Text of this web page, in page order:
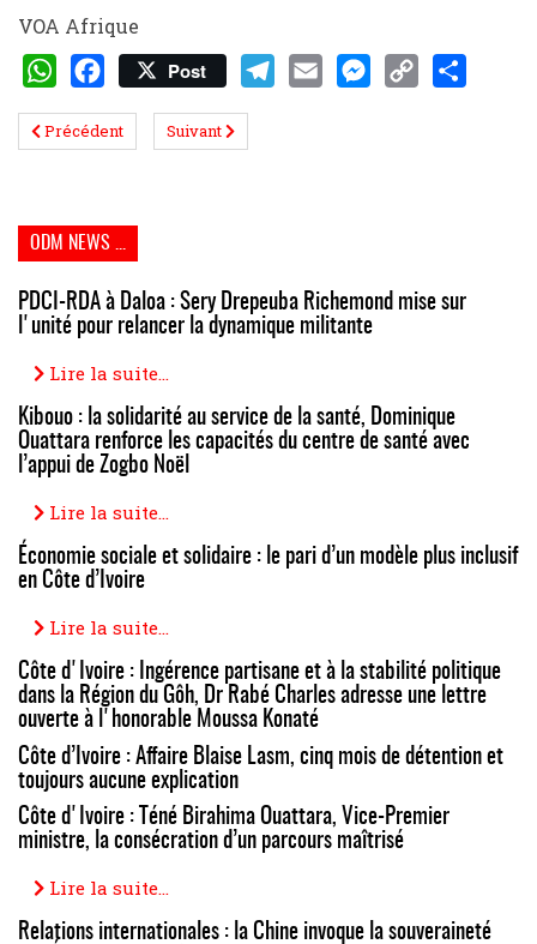
VOA Afrique
Post
Précédent Suivant
ODM NEWS ...
PDCI-RDA à Daloa : Sery Drepeuba Richemond mise sur
l'unité pour relancer la dynamique militante
Lire la suite...
Kibouo : la solidarité au service de la santé, Dominique
Ouattara renforce les capacités du centre de santé avec
l’appui de Zogbo Noël
Lire la suite...
Économie sociale et solidaire : le pari d’un modèle plus inclusif
en Côte d’Ivoire
Lire la suite...
Côte d'Ivoire : Ingérence partisane et à la stabilité politique
dans la Région du Gôh, Dr Rabé Charles adresse une lettre
ouverte à l'honorable Moussa Konaté
Côte d’Ivoire : Affaire Blaise Lasm, cinq mois de détention et
toujours aucune explication
Côte d'Ivoire : Téné Birahima Ouattara, Vice-Premier
ministre, la consécration d’un parcours maîtrisé
Lire la suite...
Relations internationales : la Chine invoque la souveraineté